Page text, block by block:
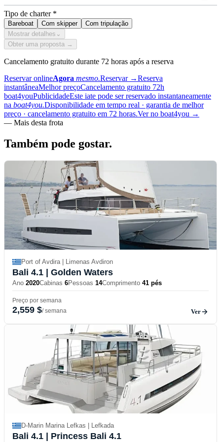
Tipo de charter *
Bareboat Com skipper
Com tripulação
Mostrar detalhes ⌄
Obter uma proposta →
Cancelamento gratuito durante 72 horas após a reserva
Reservar onlineAgora mesmo.Reservar →Reserva
instantâneaMelhor preçoCancelamento gratuito 72h
boat4youPublicidadeEste iate pode ser reservado instantaneamente
na boat4you.Disponibilidade em tempo real · garantia de melhor
preço · cancelamento gratuito em 72 horas.Ver no boat4you →
— Mais desta frota
Também pode gostar.
Port of Avdira | Limenas Avdiron
Bali 4.1 | Golden Waters
Ano 2020Cabinas 6Pessoas 14Comprimento 41 pés
Preço por semana
2,559 $/ semana Ver
D-Marin Marina Lefkas | Lefkada
Bali 4.1 | Princess Bali 4.1